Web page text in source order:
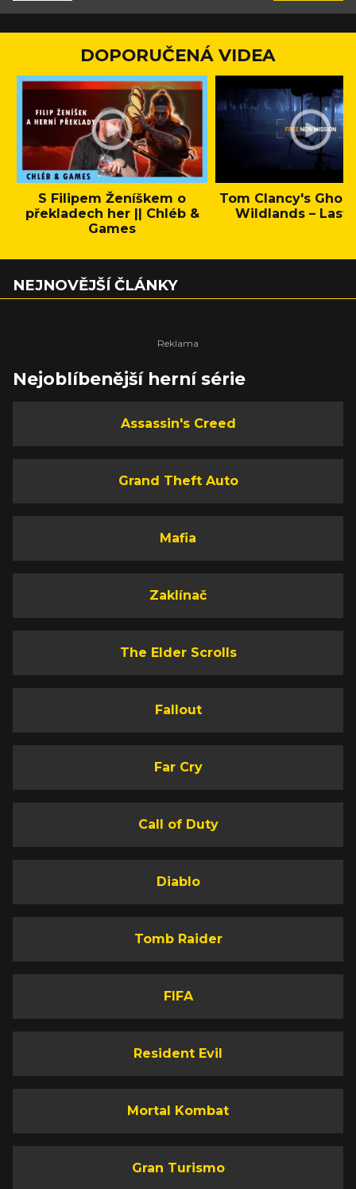
DOPORUČENÁ VIDEA
S Filipem Ženíškem o
překladech her || Chléb &
Games
Tom Clancy's
Wildlands – Last
NEJNOVĚJŠÍ ČLÁNKY
Nejoblíbenější herní série
Assassin's Creed
Grand Theft Auto
Mafia
Zaklínač
The Elder Scrolls
Fallout
Far Cry
Call of Duty
Diablo
Tomb Raider
FIFA
Resident Evil
Mortal Kombat
Gran Turismo